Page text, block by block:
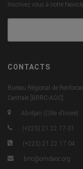
Inscrivez vous à notre
CONTACTS
Bureau Régional de
Centrale [BRRC-AOC]
Abidjan (Côte d’Ivoire)
(+225) 21 22 17 01
(+225) 21 22 17 04
brrc@omdaoc.org